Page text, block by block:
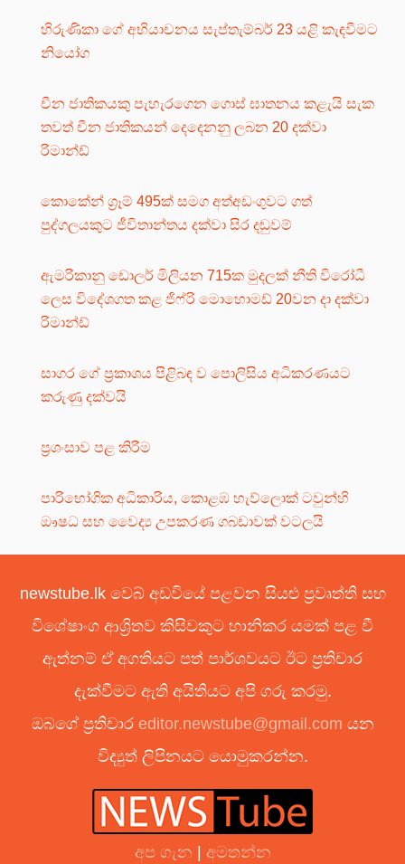
හිරුණිකා ගේ අභියාචනය සැප්තැම්බර් 23 යළි කැඳවීමට
නියෝග
චීන ජාතිකයකු පැහැරගෙන ගොස් ඝාතනය කළැයි සැක
තවත් චීන ජාතිකයන් දෙදෙනනු ලබන 20 දක්වා
රිමාන්ඩ්
කොකේන් ග්‍රෑම් 495ක් සමග අත්අඩංගුවට ගත්
පුද්ගලයකුට ජීවිතාන්තය දක්වා සිර දඬුවම්
ඇමරිකානු ඩොලර් මිලියන 715ක මුදලක් නීති විරෝධී
ලෙස විදේශගත කළ ජිෆ්රි මොහොමඩ් 20වන දා දක්වා
රිමාන්ඩ්
සාගර ගේ ප්‍රකාශය පිළිබඳ ව පොලිසිය අධිකරණයට
කරුණු දක්වයි
ප්‍රශංසාව පළ කිරීම
පාරිභෝගික අධිකාරිය, කොළඹ හැව්ලොක් ටවුන්හි
ඖෂධ සහ වෛද්‍ය උපකරණ ගබඩාවක් වටලයි
newstube.lk වෙබ් අඩවියේ පළවන සියළු ප්‍රවෘත්ති සහ
විශේෂාංග ආශ්‍රිතව කිසිවකුට හානිකර යමක් පළ වී
ඇත්නම් ඒ අගතියට පත් පාර්ශවයට ඊට ප්‍රතිචාර
දැක්වීමට ඇති අයිතියට අපි ගරු කරමු.
ඔබගේ ප්‍රතිචාර editor.newstube@gmail.com යන
විද්‍යුත් ලිපිනයට යොමුකරන්න.
අප ගැන අමතන්න